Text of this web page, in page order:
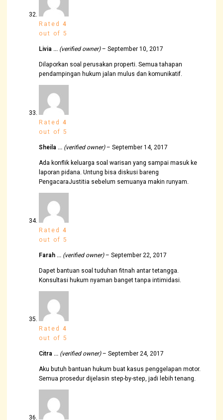
Rated4
out of 5
Livia … (verified owner)– September 10, 2017
Dilaporkan soal perusakan properti. Semua tahapan
pendampingan hukum jalan mulus dan komunikatif.
Rated4
out of 5
Sheila … (verified owner)– September 14, 2017
Ada konflik keluarga soal warisan yang sampai masuk ke
laporan pidana. Untung bisa diskusi bareng
PengacaraJustitia sebelum semuanya makin runyam.
Rated4
out of 5
Farah … (verified owner)– September 22, 2017
Dapet bantuan soal tuduhan fitnah antar tetangga.
Konsultasi hukum nyaman banget tanpa intimidasi.
Rated4
out of 5
Citra … (verified owner)– September 24, 2017
Aku butuh bantuan hukum buat kasus penggelapan motor.
Semua prosedur dijelasin step-by-step, jadi lebih tenang.